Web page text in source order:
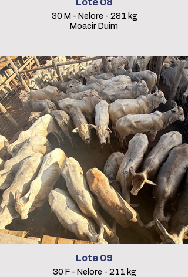
Lote 08
30 M - Nelore - 281 kg
Moacir Duim
Lote 09
30 F - Nelore - 211 kg